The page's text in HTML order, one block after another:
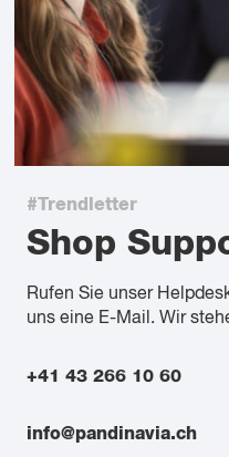
#Trendletter
Shop
Rufen Sie unser
uns eine E-Mail. Wir
+41 43 266 10 60
info@pandinavia.ch